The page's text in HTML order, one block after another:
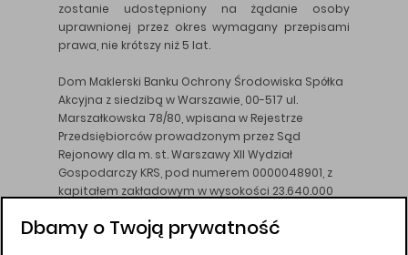
zostanie udostępniony na żądanie osoby
uprawnionej przez okres wymagany przepisami
prawa, nie krótszy niż 5 lat.
Dom Maklerski Banku Ochrony Środowiska Spółka
Akcyjna z siedzibą w Warszawie, 00-517 ul.
Marszałkowska 78/80, wpisana w Rejestrze
Przedsiębiorców prowadzonym przez Sąd
Rejonowy dla m. st. Warszawy XII Wydział
Gospodarczy KRS, pod numerem 0000048901, z
kapitałem zakładowym w wysokości 23.640.000
DM BOŚ działa na podstawie zezwolenia KNF z dnia
Dbamy o Twoją prywatność